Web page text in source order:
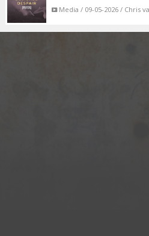
Media / 09-05-2026 / Chris